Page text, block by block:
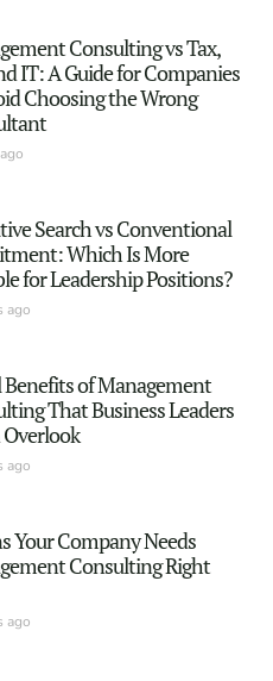
Consulting vs Tax,
IT: A Guide for Companies
Choosing the Wrong
Search vs Conventional
Which Is More
for Leadership Positions?
ago
Benefits of Management
That Business Leaders
ago
Your Company Needs
Consulting Right
ago